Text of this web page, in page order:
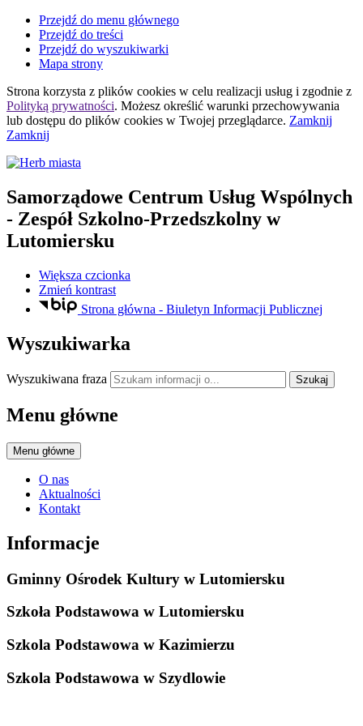
Przejdź do menu głównego
Przejdź do treści
Przejdź do wyszukiwarki
Mapa strony
Strona korzysta z plików cookies w celu realizacji usług i zgodnie z
Polityką prywatności. Możesz określić warunki przechowywania
lub dostępu do plików cookies w Twojej przeglądarce. Zamknij
Zamknij
Samorządowe Centrum Usług Wspólnych
- Zespół Szkolno-Przedszkolny w
Lutomiersku
Większa czcionka
Zmień kontrast
Strona główna - Biuletyn Informacji Publicznej
Wyszukiwarka
Wyszukiwana fraza Szukaj
Menu główne
Menu główne
O nas
Aktualności
Kontakt
Informacje
Gminny Ośrodek Kultury w Lutomiersku
Szkoła Podstawowa w Lutomiersku
Szkola Podstawowa w Kazimierzu
Szkola Podstawowa w Szydlowie